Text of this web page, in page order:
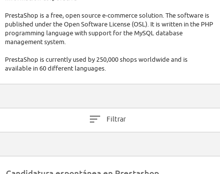
PrestaShop is a free, open source e-commerce solution. The software is
published under the Open Software License (OSL). It is written in the PHP
programming language with support for the MySQL database
management system.
PrestaShop is currently used by 250,000 shops worldwide and is
available in 60 different languages.
PrestaShop started in 2005 as a student project within the EPITECH IT
Between May 2010 and April 2012, PrestaShop grew from 17 employees
Filtrar